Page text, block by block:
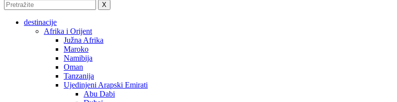
X
destinacije
Afrika i Orijent
Južna Afrika
Maroko
Namibija
Oman
Tanzanija
Ujedinjeni Arapski Emirati
Abu Dabi